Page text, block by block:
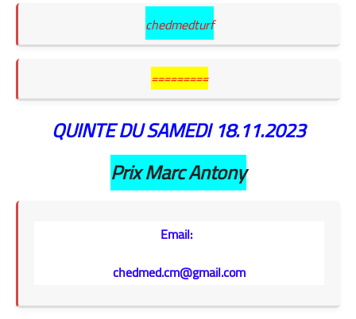
chedmedturf
=========
QUINTE DU SAMEDI 18.11.2023
Prix Marc Antony
Email:
chedmed.cm@gmail.com